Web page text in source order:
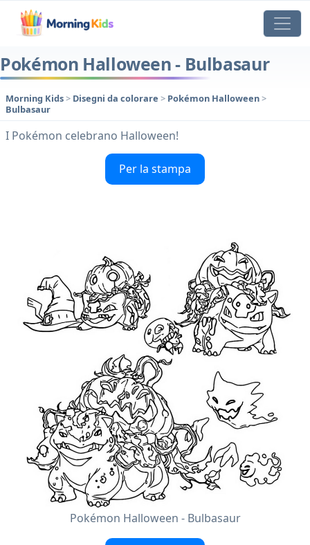
Pokémon Halloween - Bulbasaur
Morning Kids> Disegni da colorare > Pokémon Halloween>
Bulbasaur
I Pokémon celebrano Halloween!
Per la stampa
Pokémon Halloween - Bulbasaur